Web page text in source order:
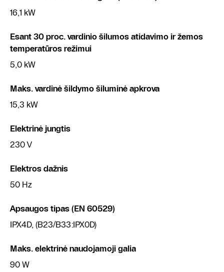
16,1 kW
Esant 30 proc. vardinio šilumos atidavimo ir žemos
temperatūros režimui
5,0 kW
Maks. vardinė šildymo šiluminė apkrova
15,3 kW
Elektrinė jungtis
230 V
Elektros dažnis
50 Hz
Apsaugos tipas (EN 60529)
IPX4D, (B23/B33:IPX0D)
Maks. elektrinė naudojamoji galia
90 W